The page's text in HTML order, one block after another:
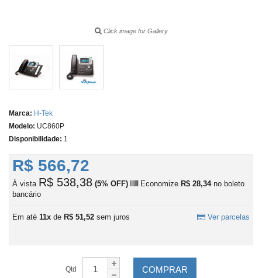
Click image for Gallery
Marca: H-Tek
Modelo: UC860P
Disponibilidade: 1
R$ 566,72
À vista R$ 538,38 (5% OFF) Economize R$ 28,34no boleto
bancário
Em até 11x de R$ 51,52 sem juros Ver parcelas
Qtd COMPRAR